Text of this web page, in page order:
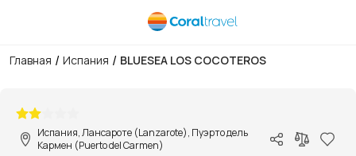
Главная / Испания / BLUESEA LOS COCOTEROS
Испания, Лансароте (Lanzarote), Пуэрто дель
Кармен (Puerto del Carmen)